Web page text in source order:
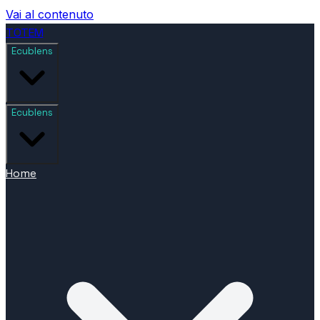
Vai al contenuto
TOTEM
Ecublens
Ecublens
Home